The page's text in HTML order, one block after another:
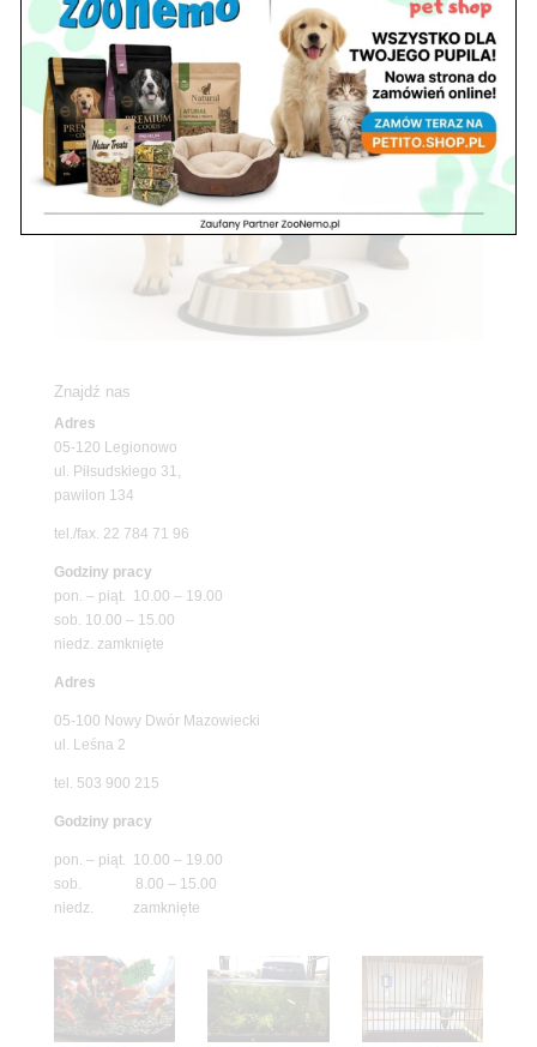
Znajdź nas
Adres
05-120 Legionowo
ul. Piłsudskiego 31,
pawilon 134
tel./fax. 22 784 71 96
Godziny pracy
pon. – piąt. 10.00 – 19.00
sob. 10.00 – 15.00
niedz. zamknięte
Adres
05-100 Nowy Dwór Mazowiecki
ul. Leśna 2
tel. 503 900 215
Godziny pracy
pon. – piąt. 10.00 – 19.00
sob. 8.00 – 15.00
niedz. zamknięte